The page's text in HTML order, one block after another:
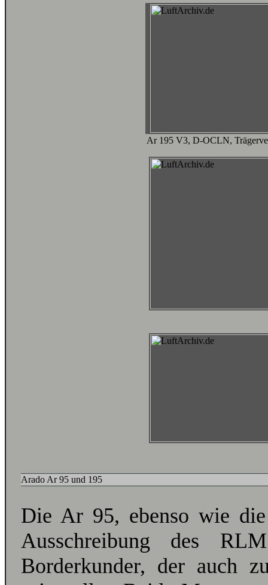
Ar 195 V3, D-OCLN,
Arado Ar 95 und 195
Die Ar 95, ebenso wie
Ausschreibung des
Borderkunder, der auch